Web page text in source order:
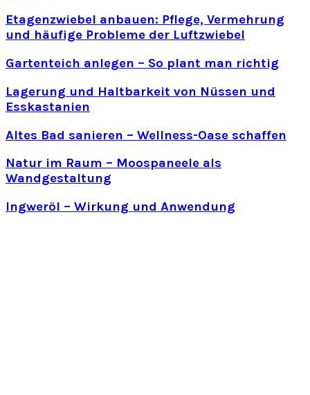
Etagenzwiebel anbauen: Pflege, Vermehrung
und häufige Probleme der Luftzwiebel
Gartenteich anlegen – So plant man richtig
Lagerung und Haltbarkeit von Nüssen und
Esskastanien
Altes Bad sanieren – Wellness-Oase schaffen
Natur im Raum – Moospaneele als
Wandgestaltung
Ingweröl – Wirkung und Anwendung